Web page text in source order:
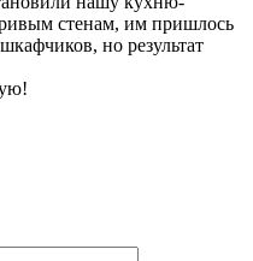
стенам, им пришлось
но результат